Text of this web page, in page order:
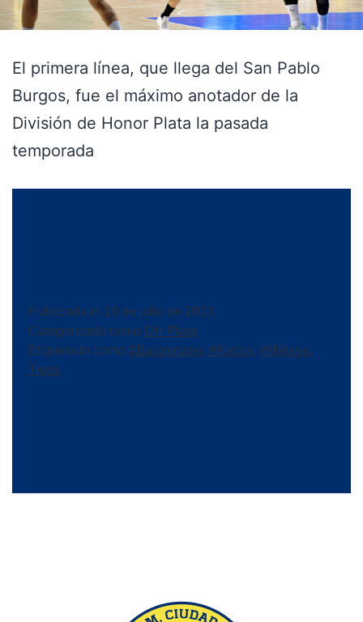
El primera línea, que llega del San Pablo
Burgos, fue el máximo anotador de la
División de Honor Plata la pasada
temporada
Publicada el
10 de julio de 2023
Categorizado como DH Plata
Etiquetado como #Balonmano, #Karlov, #Málaga,
Trops